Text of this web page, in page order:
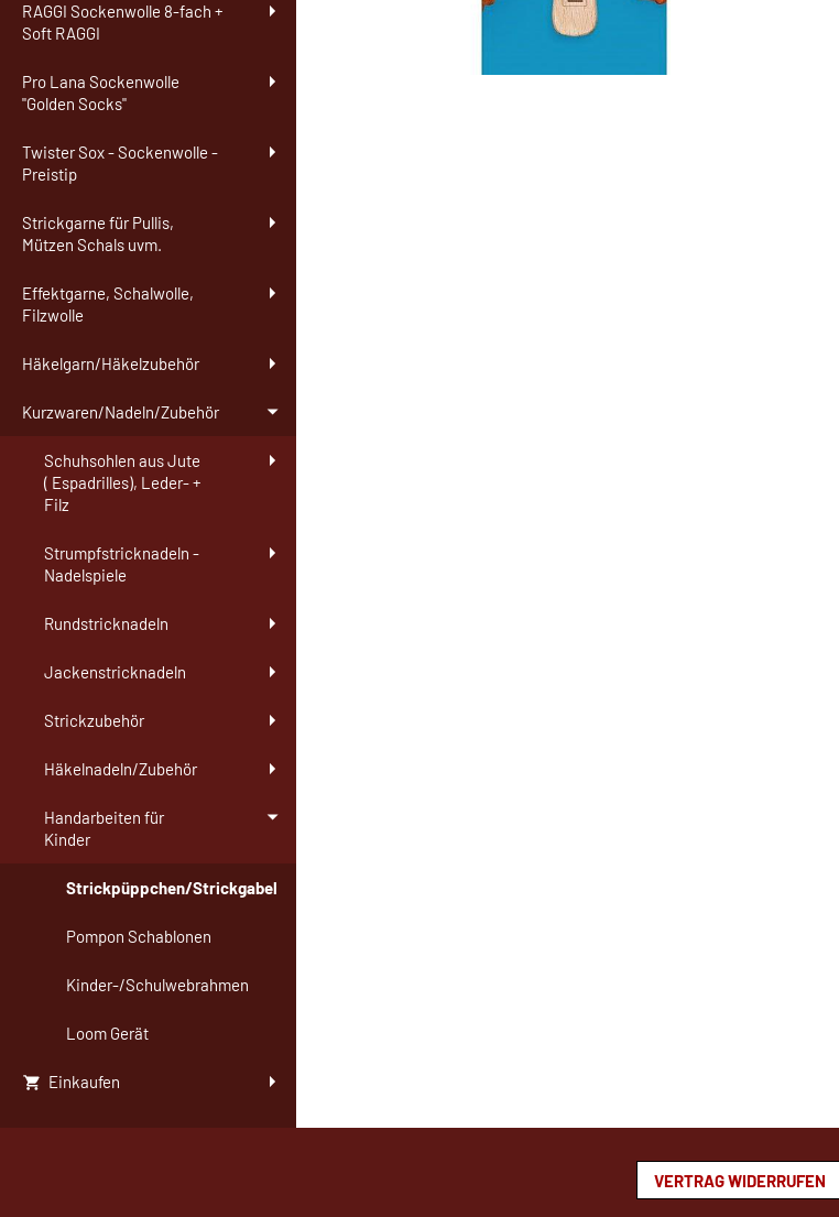
RAGGI Sockenwolle 8-fach +
Soft RAGGI
Pro Lana Sockenwolle
"Golden Socks"
Twister Sox - Sockenwolle -
Preistip
Strickgarne für Pullis,
Mützen Schals uvm.
Effektgarne, Schalwolle,
Filzwolle
Häkelgarn/Häkelzubehör
Kurzwaren/Nadeln/Zubehör
Schuhsohlen aus Jute
( Espadrilles), Leder- +
Filz
Strumpfstricknadeln -
Nadelspiele
Rundstricknadeln
Jackenstricknadeln
Strickzubehör
Häkelnadeln/Zubehör
Handarbeiten für
Kinder
Strickpüppchen/Strickgabel
Pompon Schablonen
Kinder-/Schulwebrahmen
Loom Gerät
Einkaufen
VERTRAG WIDERRUFEN